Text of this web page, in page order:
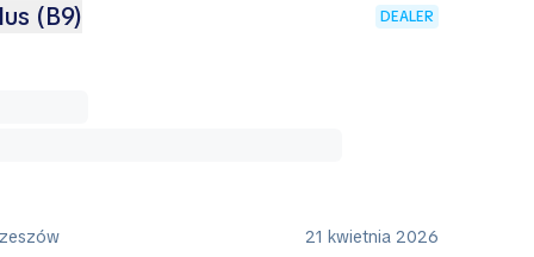
(B9) DEALER
21 kwietnia 2026